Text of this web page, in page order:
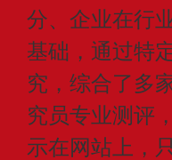
分、企业在行
基础，通过特
究，综合了多
究员专业测评
示在网站上，